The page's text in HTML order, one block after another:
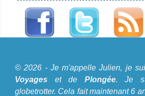
Je m'appelle Julien, je suis un
Voyageset de Plongée. Je suis
© 2026 - Je m'appelle Julien, je
Voyages et de Plongée. Je
globetrotter. Cela fait maintenant 6